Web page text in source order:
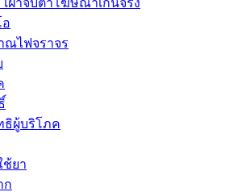
ฝ้าจับตาโฆษณาเกินจริง
อ
ไฟจราจร
ธิผู้บริโภค
ช้ยา
ก